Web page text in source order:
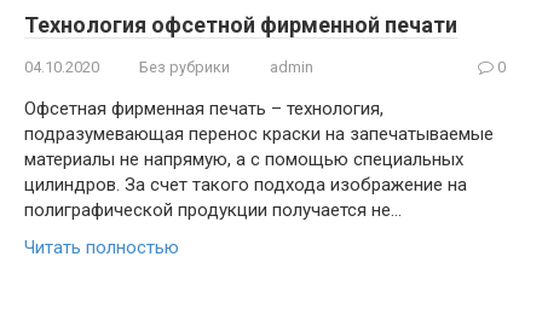
Технология офсетной фирменной печати
04.10.2020 Без рубрики admin 0
Офсетная фирменная печать – технология,
подразумевающая перенос краски на запечатываемые
материалы не напрямую, а с помощью специальных
цилиндров. За счет такого подхода изображение на
полиграфической продукции получается не…
Читать полностью